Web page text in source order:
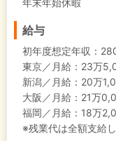
年末年始休暇
給与
初年度想定年収：
東京／月給：23万
新潟／月給：20万
大阪／月給：21万
福岡／月給：18万
※残業代は全額支給